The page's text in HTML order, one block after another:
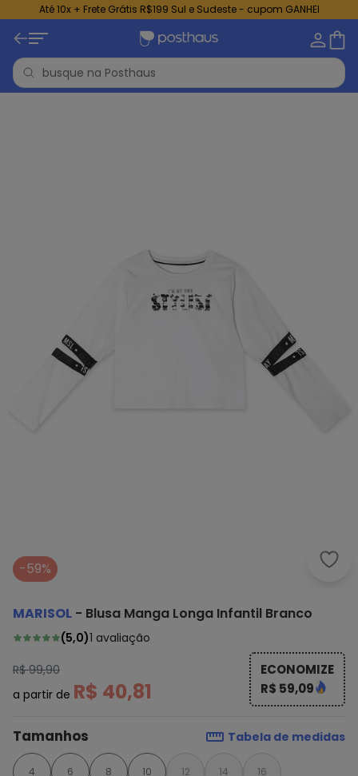
Até 10x + Frete Grátis R$199 Sul e Sudeste - cupom GANHEI
-59%
MARISOL - Blusa Manga Longa Infantil Branco
(5,0)1 avaliação
R$ 99,90
a partir de R$ 40,81
ECONOMIZE
R$ 59,09
Tamanhos Tabela de medidas
4 6 8 10 12 14 16